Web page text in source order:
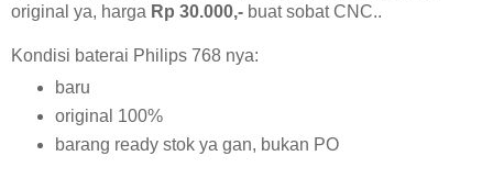
original ya, harga Rp 30.000,- buat sobat CNC..
Kondisi baterai Philips 768 nya:
baru
original 100%
barang ready stok ya gan, bukan PO